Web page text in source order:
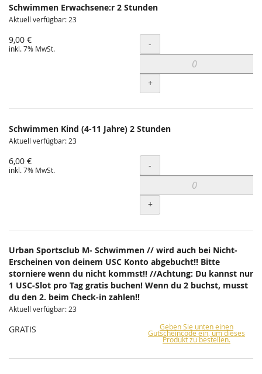
Schwimmen Erwachsene:r 2 Stunden
Aktuell verfügbar: 23
9,00 €
inkl. 7% MwSt. Menge
-
+
Schwimmen Kind (4-11 Jahre) 2 Stunden
Aktuell verfügbar: 23
6,00 €
inkl. 7% MwSt. Menge
-
+
Urban Sportsclub M- Schwimmen // wird auch bei Nicht-
Erscheinen von deinem USC Konto abgebucht!! Bitte
storniere wenn du nicht kommst!! //Achtung: Du kannst nur
1 USC-Slot pro Tag gratis buchen! Wenn du 2 buchst, musst
du den 2. beim Check-in zahlen!!
Aktuell verfügbar: 23
GRATIS Geben Sie unten einen
Gutscheincode ein, um dieses
Produkt zu bestellen.